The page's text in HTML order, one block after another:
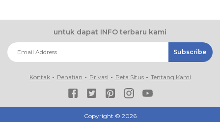
untuk dapat INFO terbaru kami
Kontak Penafian Privasi Peta Situs Tentang Kami
Copyright © 2026